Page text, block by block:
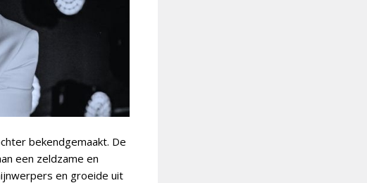
bekendgemaakt. De
een zeldzame en
en groeide uit